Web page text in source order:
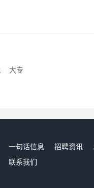
大专
一句话信息 招聘资讯
联系我们